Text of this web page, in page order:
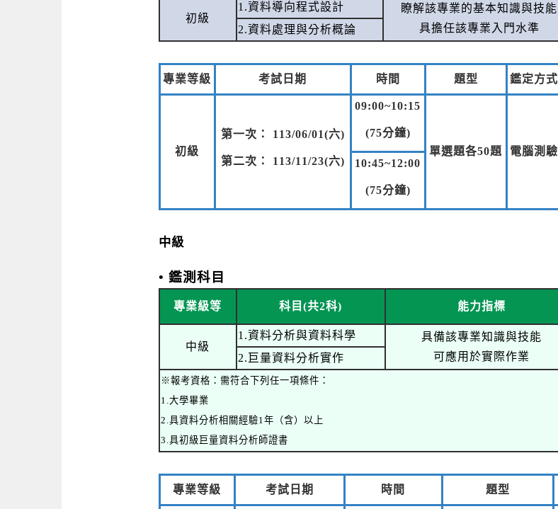
初級
1.資料導向程式設計
瞭解該專業的基本知識與技能
具擔任該專業入門水準
2.資料處理與分析概論
專業等級 考試日期 時間 題型 鑑定方式
初級
第一次： 113/06/01(六)
第二次： 113/11/23(六)
09:00~10:15
(75分鐘)
單選題各50題
電腦測驗
10:45~12:00
(75分鐘)
中級
• 鑑測科目
專業級等 科目(共2科) 能力指標
中級
1.資料分析與資料科學
具備該專業知識與技能
可應用於實際作業
2.巨量資料分析實作
※報考資格：需符合下列任一項條件：
1.大學畢業
2.具資料分析相關經驗1年（含）以上
3.具初級巨量資料分析師證書
專業等級 考試日期 時間 題型